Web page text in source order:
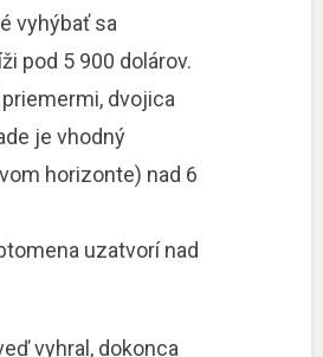
vyhýbať sa
pod 5 900 dolárov.
dvojica
je vhodný
horizonte) nad 6
uzatvorí nad
vyhral, ​​dokonca